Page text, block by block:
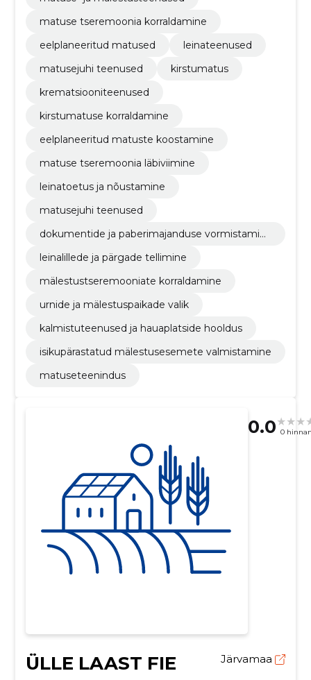
matuse tseremoonia korraldamine
eelplaneeritud matused
leinateenused
matusejuhi teenused
kirstumatus
krematsiooniteenused
kirstumatuse korraldamine
eelplaneeritud matuste koostamine
matuse tseremoonia läbiviimine
leinatoetus ja nõustamine
matusejuhi teenused
dokumentide ja paberimajanduse vormistamin
leinalillede ja pärgade tellimine
mälestustseremooniate korraldamine
urnide ja mälestuspaikade valik
kalmistuteenused ja hauaplatside hooldus
isikupärastatud mälestusesemete valmistamine
matuseteenindus
0.0 0
ÜLLE LAAST FIE Järvamaa